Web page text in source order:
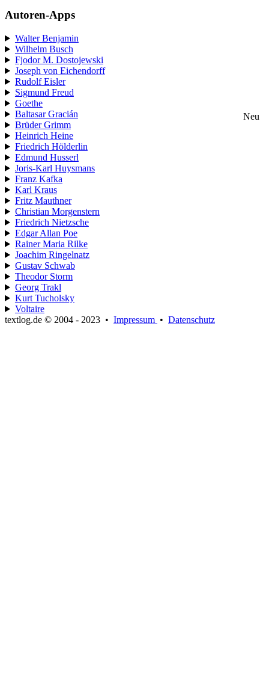
Autoren-Apps
Walter Benjamin
Wilhelm Busch
Fjodor M. Dostojewski
Joseph von Eichendorff
Rudolf Eisler
Sigmund Freud
Goethe
Baltasar Gracián
Neu
Brüder Grimm
Heinrich Heine
Friedrich Hölderlin
Edmund Husserl
Joris-Karl Huysmans
Franz Kafka
Karl Kraus
Fritz Mauthner
Christian Morgenstern
Friedrich Nietzsche
Edgar Allan Poe
Rainer Maria Rilke
Joachim Ringelnatz
Gustav Schwab
Theodor Storm
Georg Trakl
Kurt Tucholsky
Voltaire
textlog.de © 2004 - 2023 • Impressum • Datenschutz